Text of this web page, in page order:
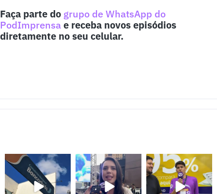
Faça parte do grupo de WhatsApp do
PodImprensae receba novos episódios
diretamente no seu celular.